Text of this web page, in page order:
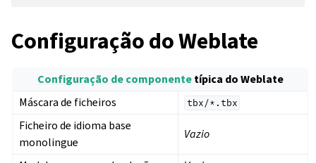
Configuração do Weblate
Configuração de componentetípica do Weblate
Máscara de ficheiros
tbx/*.tbx
Ficheiro de idioma base
monolingue
Vazio